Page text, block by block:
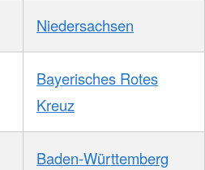
Niedersachsen
Bayerisches Rotes
Kreuz
Baden-Württemberg